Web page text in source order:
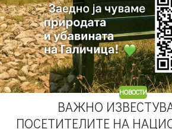
НОВОСТИ
ВАЖНО
ПОСЕТИТЕЛИТЕ НА